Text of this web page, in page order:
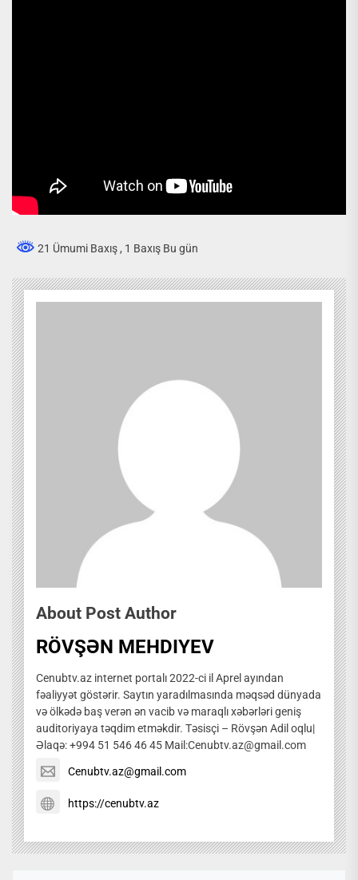
21 Ümumi Baxış , 1 Baxış Bu gün
About Post Author
RÖVŞƏN MEHDIYEV
Cenubtv.az internet portalı 2022-ci il Aprel ayından
fəaliyyət göstərir. Saytın yaradılmasında məqsəd dünyada
və ölkədə baş verən ən vacib və maraqlı xəbərləri geniş
auditoriyaya təqdim etməkdir. Təsisçi – Rövşən Adil oqlu|
Əlaqə: +994 51 546 46 45 Mail:Cenubtv.az@gmail.com
Cenubtv.az@gmail.com
https://cenubtv.az